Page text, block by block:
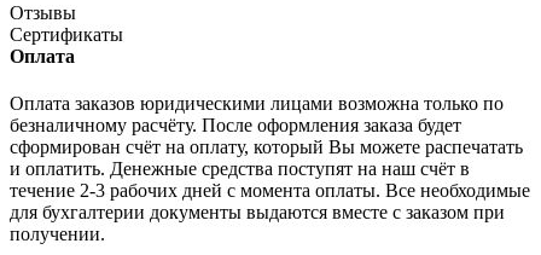
Отзывы
Сертификаты
Оплата
Оплата заказов юридическими лицами возможна только по
безналичному расчёту. После оформления заказа будет
сформирован счёт на оплату, который Вы можете распечатать
и оплатить. Денежные средства поступят на наш счёт в
течение 2-3 рабочих дней с момента оплаты. Все необходимые
для бухгалтерии документы выдаются вместе с заказом при
получении.